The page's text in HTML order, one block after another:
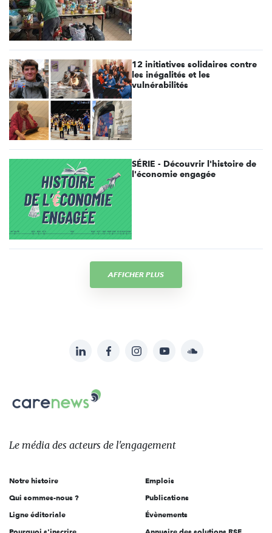
12 initiatives solidaires contre
les inégalités et les
vulnérabilités
SÉRIE - Découvrir l'histoire de
l'économie engagée
AFFICHER PLUS
sur:
LinkedInFacebookInstagramYouTubeSoundcloud
Le
des
l'engagement
Le média des acteurs de l'engagement
Notre histoire
Qui sommes-nous ?
Ligne éditoriale
Emplois
Publications
Évènements